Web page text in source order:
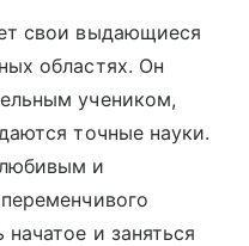
свои выдающиеся
областях. Он
учеником,
точные науки.
и
и заняться